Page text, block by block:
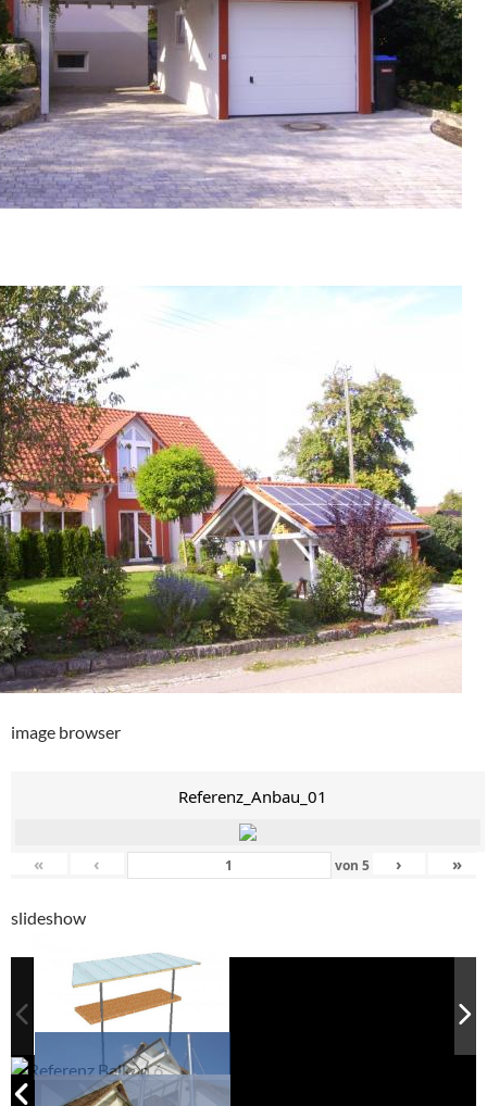
image browser
Referenz_Anbau_01
« ‹ von 5 › »
slideshow